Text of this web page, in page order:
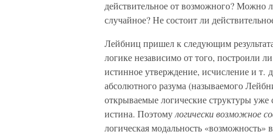
действительное от возможного? Можно
случайное? Не состоит ли
Лейбниц пришел к следующим
логике независимо от того, построили
истинное утверждение, исчисление и т.
абсолютного разума (называемого
открываемые логические структуры
истина. Поэтомулогически возможное
логическая модальность «возможность»